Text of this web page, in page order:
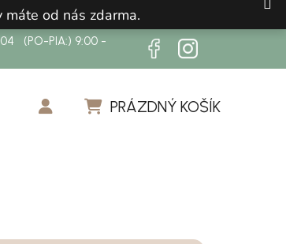
od nás zdarma.
(PO-PIA:) 9:00 -
PRÁZDNÝ KOŠÍK